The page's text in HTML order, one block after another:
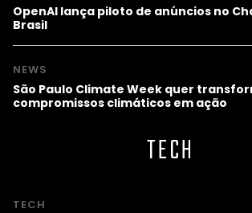
OpenAI lança piloto de anúncios no
Brasil
NEWS
São Paulo Climate Week quer
compromissos climáticos em ação
TECH
TECH